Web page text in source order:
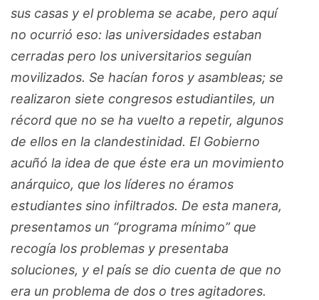
sus casas y el problema se acabe, pero aquí
no ocurrió eso: las universidades estaban
cerradas pero los universitarios seguían
movilizados. Se hacían foros y asambleas; se
realizaron siete congresos estudiantiles, un
récord que no se ha vuelto a repetir, algunos
de ellos en la clandestinidad. El Gobierno
acuñó la idea de que éste era un movimiento
anárquico, que los líderes no éramos
estudiantes sino infiltrados. De esta manera,
presentamos un “programa mínimo” que
recogía los problemas y presentaba
soluciones, y el país se dio cuenta de que no
era un problema de dos o tres agitadores.